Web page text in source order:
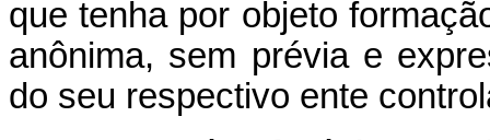
que tenha por objeto
anônima, sem prévia e
do seu respectivo ente